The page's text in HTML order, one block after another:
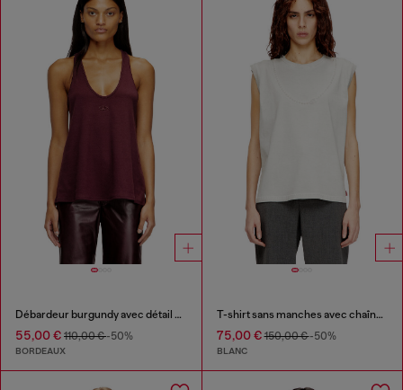
Débardeur burgundy avec détail Oval D
55,00 € 110,00 €-50%
BORDEAUX
T-shirt sans manches avec chaîne embossée
75,00 €150,00 €-50%
BLANC